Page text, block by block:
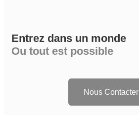
Entrez dans un monde
Ou tout est possible
Nous Contacter